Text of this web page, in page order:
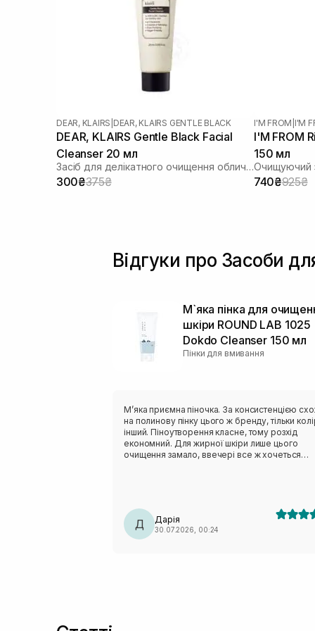
(+1)
(+2)
Саліцилова кислота
Цинк(+3)
Чайне дерево(+5)
DEAR, KLAIRS DEAR, KLAIRS GENTLE BLACK
DEAR, KLAIRS Gentle Black Facial
Cleanser 20 мл
Засіб для делікатного очищення обличчя
300₴375₴
I'M FROM I'M
I'M FROM
150 мл
Очищуючий
740₴925₴
Відгуки про Засоби
М`яка пінка для
шкіри ROUND LAB 1025
Dokdo Cleanser 150 мл
Пінки для вмивання
Мʼяка приємна піночка. За консистенцією
на полинову пінку цього ж бренду, тільки
інший. Піноутворення класне, тому розхід
економний. Для жирної шкіри лише цього
очищення замало, ввечері все ж хочеться
Д Дарія
30.07.2026, 00:24